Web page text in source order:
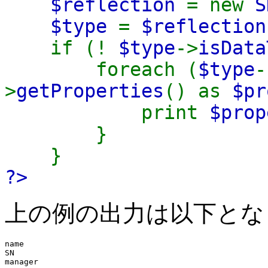
$reflection = new
$type = $reflection
if (! $type->
foreach ( $type-
>getProperties () as
print
}
}
?>
上の例の出力は以下と
name
SN